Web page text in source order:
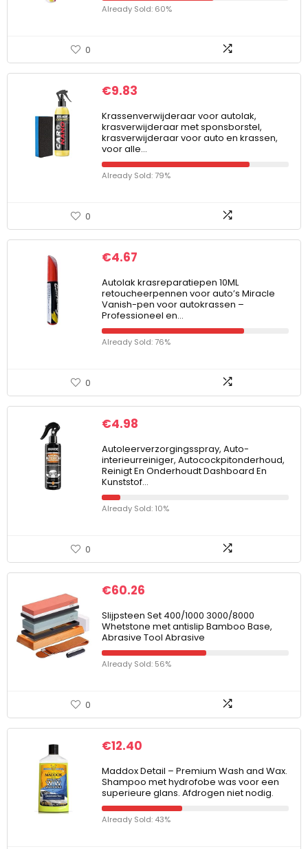
Already Sold: 60%
0
€9.83
Krassenverwijderaar voor autolak,
krasverwijderaar met sponsborstel,
krasverwijderaar voor auto en krassen,
voor alle…
Already Sold: 79%
0
€4.67
Autolak krasreparatiepen 10ML
retoucheerpennen voor auto’s Miracle
Vanish-pen voor autokrassen –
Professioneel en…
Already Sold: 76%
0
€4.98
Autoleerverzorgingsspray, Auto-
interieurreiniger, Autocockpitonderhoud,
Reinigt En Onderhoudt Dashboard En
Kunststof…
Already Sold: 10%
0
€60.26
Slijpsteen Set 400/1000 3000/8000
Whetstone met antislip Bamboo Base,
Abrasive Tool Abrasive
Already Sold: 56%
0
€12.40
Maddox Detail – Premium Wash and Wax.
Shampoo met hydrofobe was voor een
superieure glans. Afdrogen niet nodig.
Already Sold: 43%